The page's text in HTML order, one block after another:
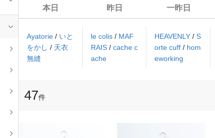
本日
Ayatorie / いと
をかし / 天衣
無縫
昨日
le colis / MAF
RAIS / cache c
ache
一昨日
HEAVENLY/S
orte cuff/ hom
eworking
47件